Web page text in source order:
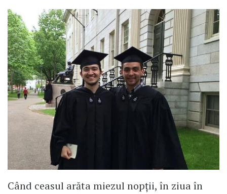
Când ceasul arăta miezul nopții, în ziua în